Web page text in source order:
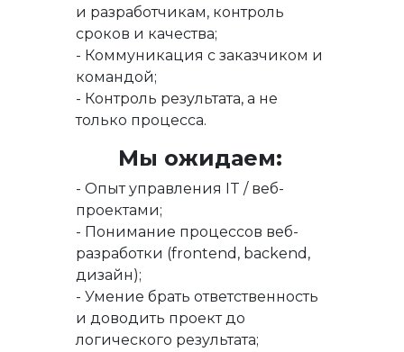
и разработчикам, контроль
сроков и качества;
- Коммуникация с заказчиком и
командой;
- Контроль результата, а не
только процесса.
Мы ожидаем:
- Опыт управления IT / веб-
проектами;
- Понимание процессов веб-
разработки (frontend, backend,
дизайн);
- Умение брать ответственность
и доводить проект до
логического результата;